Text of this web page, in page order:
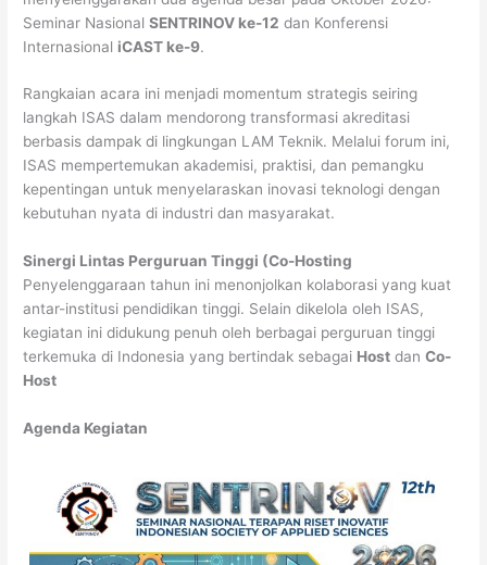
Seminar NasionalSENTRINOV ke-12 dan Konferensi
Internasional iCAST ke-9.
Rangkaian acara ini menjadi momentum strategis seiring
langkah ISAS dalam mendorong transformasi akreditasi
berbasis dampak di lingkungan LAM Teknik. Melalui forum ini,
ISAS mempertemukan akademisi, praktisi, dan pemangku
kepentingan untuk menyelaraskan inovasi teknologi dengan
kebutuhan nyata di industri dan masyarakat.
Sinergi Lintas Perguruan Tinggi (Co-Hosting
Penyelenggaraan tahun ini menonjolkan kolaborasi yang kuat
antar-institusi pendidikan tinggi. Selain dikelola oleh ISAS,
kegiatan ini didukung penuh oleh berbagai perguruan tinggi
terkemuka di Indonesia yang bertindak sebagai Host danCo-
Host
Agenda Kegiatan